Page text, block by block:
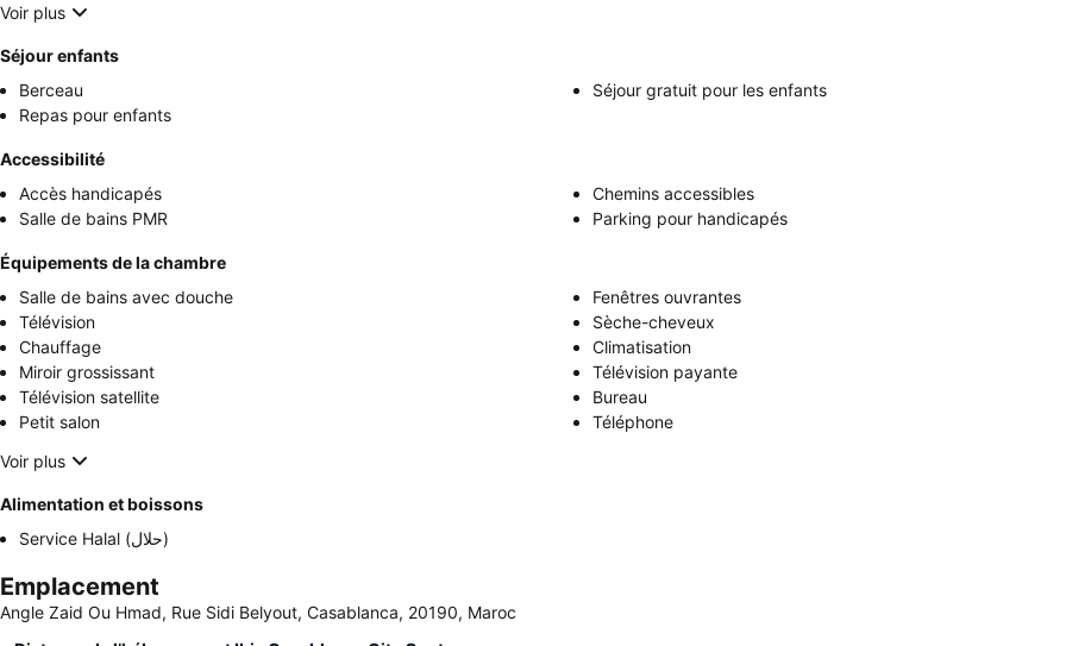
Voir plus
Séjour enfants
Berceau
Séjour gratuit pour les enfants
Repas pour enfants
Accessibilité
Accès handicapés
Chemins accessibles
Salle de bains PMR
Parking pour handicapés
Équipements de la chambre
Salle de bains avec douche
Fenêtres ouvrantes
Télévision
Sèche-cheveux
Chauffage
Climatisation
Miroir grossissant
Télévision payante
Télévision satellite
Bureau
Petit salon
Téléphone
Voir plus
Alimentation et boissons
Service Halal (حلال)
Emplacement
Angle Zaid Ou Hmad, Rue Sidi Belyout, Casablanca, 20190, Maroc